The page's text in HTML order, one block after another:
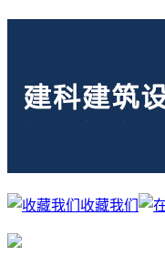
收藏我们